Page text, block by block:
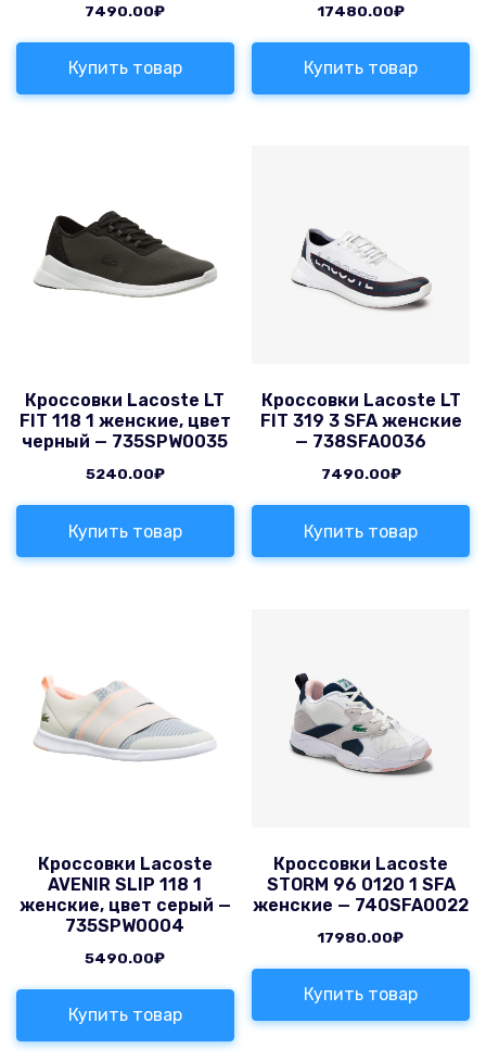
7490.00₽
Купить товар
17480.00₽
Купить товар
Кроссовки Lacoste LT
FIT 118 1 женские, цвет
черный — 735SPW0035
5240.00₽
Купить товар
Кроссовки Lacoste LT
FIT 319 3 SFA женские
— 738SFA0036
7490.00₽
Купить товар
Кроссовки Lacoste
AVENIR SLIP 118 1
женские, цвет серый —
735SPW0004
5490.00₽
Купить товар
Кроссовки Lacoste
STORM 96 0120 1 SFA
женские — 740SFA0022
17980.00₽
Купить товар